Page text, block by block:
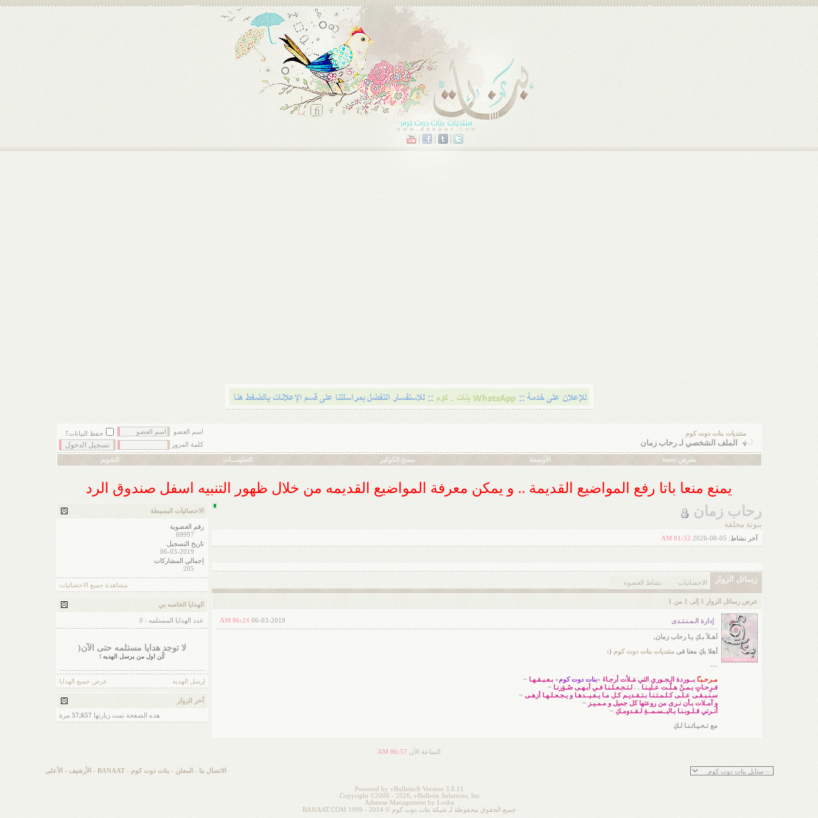
منتديات بنات دوت كوم
الملف الشخصي لـ رحاب زمان
اسم العضو
حفظ البيانات؟
كلمة المرور
معرض mms الأوسمة مسح الكوكيز التعليمـــات التقويم
يمنع منعا باتا رفع المواضيع القديمة .. و يمكن معرفة المواضيع القديمه من خلال ظهور التنبيه اسفل صندوق الرد
رحاب زمان
بنوتة محلقة
آخر نشاط: 01:52 AM
رسائل الزوار الاحصائيات نشاط العضوة
عرض رسائل الزوار 1 إلى 1 من 1
06-03-2019
06:24 AM إدارة الـمـنـتـدى
أهـلاً بـكِ يـا رحاب زمان,
أهلا بكِ معنا فىمنتديات بنات دوت كوم (:
---
مـرحـبـًا بــوردة الـجـوري التي مَـلأت أرجـاءَ »بنات دوت كوم« بـعـبـقـهـا~
فـرِحـاتٍ بـمـنْ هـلّـت عـليـنـا . . لـتـجـعـلـنـا فـي أبـهـى صُـوَرنـا~
سـنـبـقـى عـلـى كـلـمـتـنـا بـتـقـديـم كـل مـا يـفـيــدهـا و يـجـعـلـهـا أزهـى~
و آمـلات بـأن نـرى من روعتها كل جميل و مـمـيـز~
أنـرتي قـلـوبـنـا بـالبــسـمــةِ لـقـدومـكِ~
مع تـحـيـاتـنـا لـكِ
الاحصائيات البسيطة
رقم العضوية
69997
تاريخ التسجيل
06-03-2019
إجمالي المشاركات
205
مشاهدة جميع الاحصائيات
الهدايا الخاصه بي
عدد الهدايا المستلمه : 0
لا توجد هدايا مستلمه حتى الآن(
كُن اول من يرسل الهديه !
إرسل الهديه عرض جميع الهدايا
آخر الزوار
هذه الصفحة تمت زيارتها 57,657مرة
الساعة الآن 06:57 AM
الاتصال بنا - المعلن -بنات دوت كوم - BANAAT - الأرشيف - الأعلى
Powered by vBulletin® Version 3.8.11
Copyright ©2000 - 2026, vBulletin Solutions, Inc.
Adsense Management by Losha
جميع الحقوق محفوظة لـ شبكة بنات دوت كوم © 2014 - 1999 BANAAT.COM